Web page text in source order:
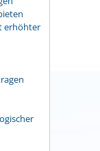
erhöhter